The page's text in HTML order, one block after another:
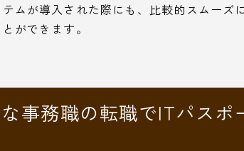
ムが導入された際にも、比較的スムーズ
ができます。
事務職の転職でITパスポ